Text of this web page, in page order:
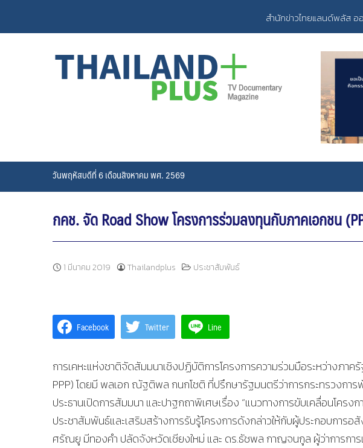
content
สำนักข่าวไทยแลนด์พลัส อ
วันพฤหัสบดีที่ 6 เดือนสิงหาคม พศ. 2569
กคช. จัด Road Show โครงการร่วมลงทุนกับภาคเอกชน
1 มีนาคม 2019 Thailandplus ประชาสัมพันธ์
Facebook Twitter Line
การเคหะแห่งชาติจัดสัมมนาเชิงปฏิบัติการโครงการความร่วมมือระหว่างภาค
PPP) โดยมี พลเอก ณัฐติพล กนกโชติ ที่ปรึกษารัฐมนตรีว่าการกระทรวงก
ประธานเปิดการสัมมนา และปาฐกถาพิเศษเรื่อง “แนวทางการขับเคลื่อนโครง
ประชาสัมพันธ์และเสริมสร้างการรับรู้โครงการดังกล่าวให้กับผู้ประกอบการ
ศรัณยู มีทองคำ ปลัดจังหวัดเชียงใหม่ และ ดร.ธัชพล กาญจนกูล ผู้ว่าการการ